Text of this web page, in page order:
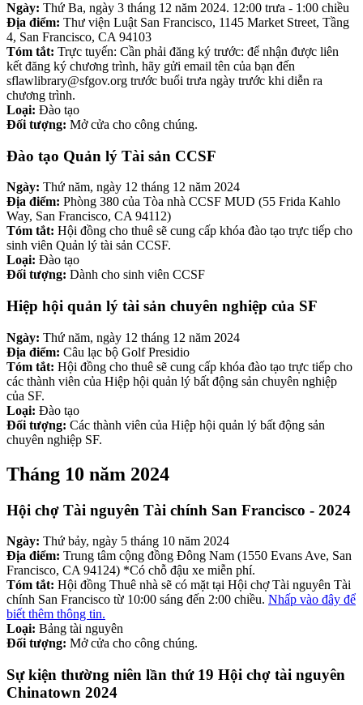
Ngày: Thứ Ba, ngày 3 tháng 12 năm 2024. 12:00 trưa - 1:00 chiều
Địa điểm: Thư viện Luật San Francisco, 1145 Market Street, Tầng
4, San Francisco, CA 94103
Tóm tắt: Trực tuyến: Cần phải đăng ký trước: để nhận được liên
kết đăng ký chương trình, hãy gửi email tên của bạn đến
sflawlibrary@sfgov.org trước buổi trưa ngày trước khi diễn ra
chương trình.
Loại: Đào tạo
Đối tượng: Mở cửa cho công chúng.
Đào tạo Quản lý Tài sản CCSF
Ngày: Thứ năm, ngày 12 tháng 12 năm 2024
Địa điểm: Phòng 380 của Tòa nhà CCSF MUD (55 Frida Kahlo
Way, San Francisco, CA 94112)
Tóm tắt: Hội đồng cho thuê sẽ cung cấp khóa đào tạo trực tiếp cho
sinh viên Quản lý tài sản CCSF.
Loại: Đào tạo
Đối tượng: Dành cho sinh viên CCSF
Hiệp hội quản lý tài sản chuyên nghiệp của SF
Ngày: Thứ năm, ngày 12 tháng 12 năm 2024
Địa điểm: Câu lạc bộ Golf Presidio
Tóm tắt: Hội đồng cho thuê sẽ cung cấp khóa đào tạo trực tiếp cho
các thành viên của Hiệp hội quản lý bất động sản chuyên nghiệp
của SF.
Loại: Đào tạo
Đối tượng: Các thành viên của Hiệp hội quản lý bất động sản
chuyên nghiệp SF.
Tháng 10 năm 2024
Hội chợ Tài nguyên Tài chính San Francisco - 2024
Ngày: Thứ bảy, ngày 5 tháng 10 năm 2024
Địa điểm: Trung tâm cộng đồng Đông Nam (1550 Evans Ave, San
Francisco, CA 94124) *Có chỗ đậu xe miễn phí.
Tóm tắt: Hội đồng Thuê nhà sẽ có mặt tại Hội chợ Tài nguyên Tài
chính San Francisco từ 10:00 sáng đến 2:00 chiều. Nhấp vào đây để
biết thêm thông tin.
Loại: Bảng tài nguyên
Đối tượng: Mở cửa cho công chúng.
Sự kiện thường niên lần thứ 19 Hội chợ tài nguyên
Chinatown 2024